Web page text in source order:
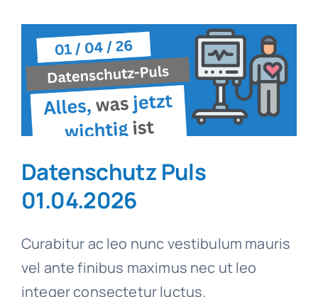
Datenschutz Puls
01.04.2026
Curabitur ac leo nunc vestibulum mauris
vel ante finibus maximus nec ut leo
integer consectetur luctus.